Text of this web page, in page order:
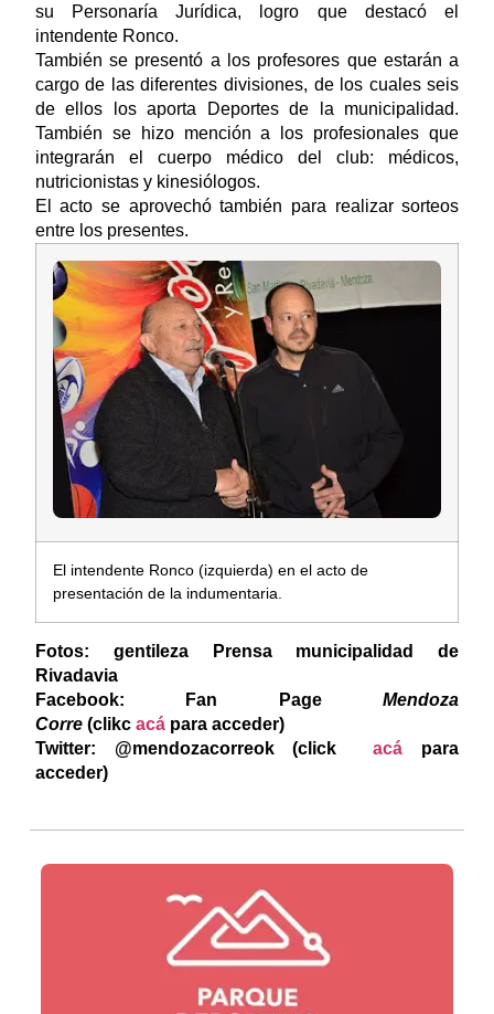
su Personaría Jurídica, logro que destacó el
intendente Ronco.
También se presentó a los profesores que estarán a
cargo de las diferentes divisiones, de los cuales seis
de ellos los aporta Deportes de la municipalidad.
También se hizo mención a los profesionales que
integrarán el cuerpo médico del club: médicos,
nutricionistas y kinesiólogos.
El acto se aprovechó también para realizar sorteos
entre los presentes.
El intendente Ronco (izquierda) en el acto de
presentación de la indumentaria.
Fotos: gentileza Prensa municipalidad de
Rivadavia
Facebook: Fan PageMendoza
Corre(clikc acápara acceder)
Twitter: @mendozacorreok (click
acá para
acceder)